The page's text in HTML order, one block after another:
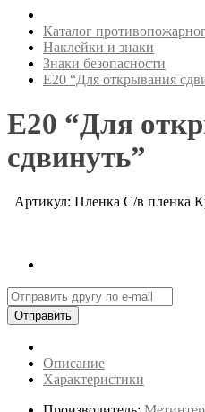
Каталог
Наклейки и знаки
Знаки безопасности
Е20 “Для открывания
Е20 “Для
сдвинуть”
Артикул: Пленка С/в пленка
Отправить
Описание
Характеристики